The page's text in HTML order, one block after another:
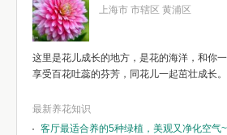
上海市 市辖区 黄浦区
这里是花儿成长的地方，是花的海洋，和你
享受百花吐蕊的芬芳，同花儿一起茁壮成长。
最新养花知识
客厅最适合养的5种绿植，美观又净化空气~